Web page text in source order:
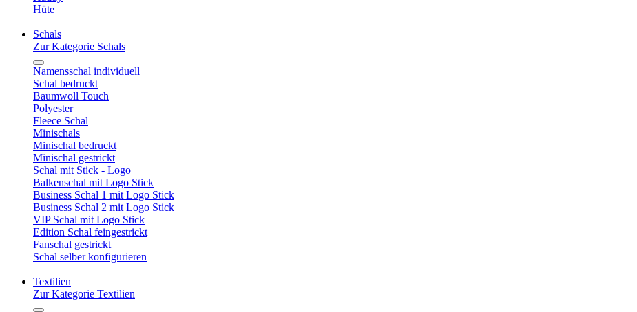
Hüte
Schals
Zur Kategorie Schals
Namensschal individuell
Schal bedruckt
Baumwoll Touch
Polyester
Fleece Schal
Minischals
Minischal bedruckt
Minischal gestrickt
Schal mit Stick - Logo
Balkenschal mit Logo Stick
Business Schal 1 mit Logo Stick
Business Schal 2 mit Logo Stick
VIP Schal mit Logo Stick
Edition Schal feingestrickt
Fanschal gestrickt
Schal selber konfigurieren
Textilien
Zur Kategorie Textilien